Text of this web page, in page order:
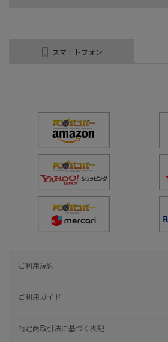
スマートフォン
ご利用規約
ご利用ガイド
特定商取引法に基づく表記